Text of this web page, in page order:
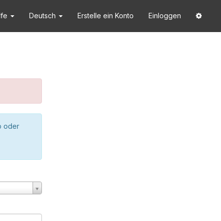
Deutsch Erstelle ein Konto Einloggen
oder